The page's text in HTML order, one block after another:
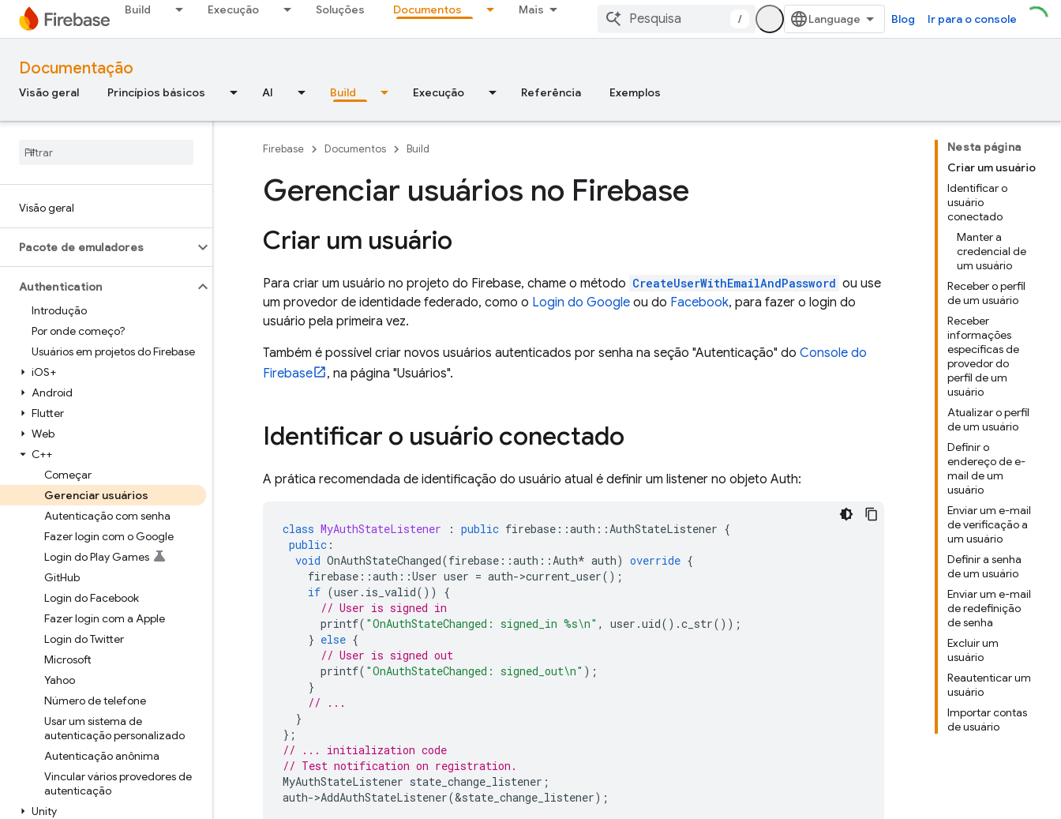
Build Execução Soluções Documentos Mais
/ Blog Ir para o console
Documentação
Visão geral Princípios básicos AI Build Execução Referência Exemplos
Visão geral
Pacote de emuladores
Authentication
Introdução
Por onde começo?
Usuários em projetos do Firebase
iOS+
Android
Flutter
Web
C++
Começar
Gerenciar usuários
Autenticação com senha
Fazer login com o Google
Login do Play Games
GitHub
Login do Facebook
Fazer login com a Apple
Login do Twitter
Microsoft
Yahoo
Número de telefone
Usar um sistema de
autenticação personalizado
Autenticação anônima
Vincular vários provedores de
autenticação
Unity
Nesta página
Criar um usuário
Identificar o
usuário
conectado
Manter a
credencial de
um usuário
Receber o perfil
de um usuário
Receber
informações
específicas de
provedor do
perfil de um
usuário
Atualizar o perfil
de um usuário
Definir o
endereço de e-
mail de um
usuário
Enviar um e-mail
de verificação a
um usuário
Definir a senha
de um usuário
Enviar um e-mail
de redefinição
de senha
Excluir um
usuário
Reautenticar um
usuário
Importar contas
de usuário
Firebase Documentos Build
Gerenciar usuários no Firebase
Criar um usuário
Para criar um usuário no projeto do Firebase, chame o método CreateUserWithEmailAndPassword ou use
um provedor de identidade federado, como o Login do Google ou do Facebook, para fazer o login do
usuário pela primeira vez.
Também é possível criar novos usuários autenticados por senha na seção "Autenticação" do Console do
Firebase
, na página "Usuários".
Identificar o usuário conectado
A prática recomendada de identificação do usuário atual é definir um listener no objeto Auth:
class MyAuthStateListener : public firebase ::auth ::AuthStateListener {
public :
void OnAuthStateChanged(firebase ::auth ::Auth* auth) override {
firebase ::auth ::User user = auth->current_user();
if (user . is_valid())
{
// User is signed in
printf( "OnAuthStateChanged: signed_in %s\n" , user .uid().c_str());
} else {
// User is signed out
printf( "OnAuthStateChanged: signed_out\n" );
}
// ...
}
};
// ... initialization code
// Test notification on registration.
MyAuthStateListener state_change_listener ;
auth->AddAuthStateListener(&state_change_listener);